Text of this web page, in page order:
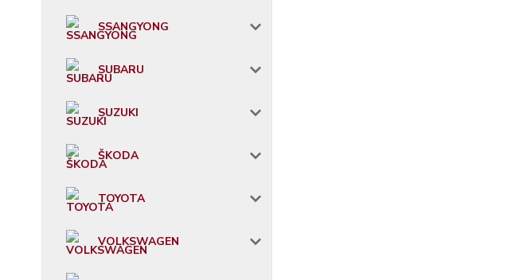
SSANGYONG
SUBARU
SUZUKI
ŠKODA
TOYOTA
VOLKSWAGEN